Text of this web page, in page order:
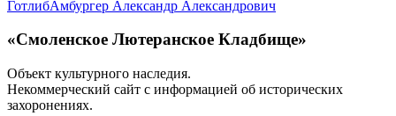
ГотлибАмбургер Александр Александрович
«Смоленское Лютеранское Кладбище»
Объект культурного наследия.
Некоммерческий сайт с информацией об исторических
захоронениях.